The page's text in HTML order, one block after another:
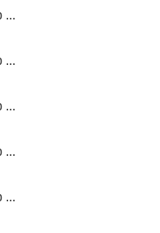
...
...
...
...
...